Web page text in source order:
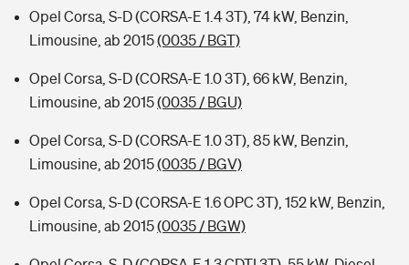
Opel Corsa, S-D (CORSA-E 1.4 3T), 74 kW, Benzin,
Limousine, ab 2015(0035 / BGT)
Opel Corsa, S-D (CORSA-E 1.0 3T), 66 kW, Benzin,
Limousine, ab 2015(0035 / BGU)
Opel Corsa, S-D (CORSA-E 1.0 3T), 85 kW, Benzin,
Limousine, ab 2015(0035 / BGV)
Opel Corsa, S-D (CORSA-E 1.6 OPC 3T), 152 kW, Benzin,
Limousine, ab 2015(0035 / BGW)